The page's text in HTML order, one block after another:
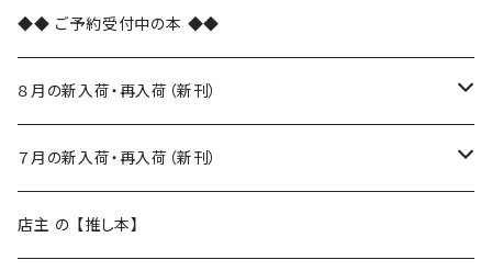
◆◆ ご予約受付中の本 ◆◆
８月の新入荷・再入荷（新刊）
新入荷
再入荷
７月の新入荷・再入荷（新刊）
新入荷
店主 の 【推し本】